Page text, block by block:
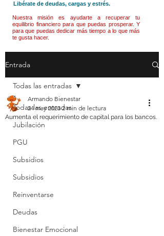
Libérate de deudas, cargas y estrés.
Nuestra misión es ayudarte a recuperar tu
equilibrio financiero para que puedas prosperar. Y
para que puedas dedicar más tiempo a lo que más
te gusta hacer.
Entrada
Todas las entradas
Jubilación
PGU
Subsidios
Subsidios
Reinventarse
Deudas
Bienestar Emocional
Todas las entradas
Aumenta el requerimiento de capital para los bancos.
Armando Bienestar
24 may 2023 2 min de lectura